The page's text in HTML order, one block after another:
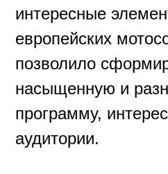
выставка автомобилей и
мототехники,
розыгрыш мотоцикла.
.... просторная фуд-корт зона,